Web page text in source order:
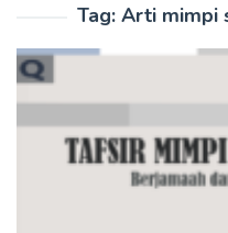
Tag: Arti mimpi